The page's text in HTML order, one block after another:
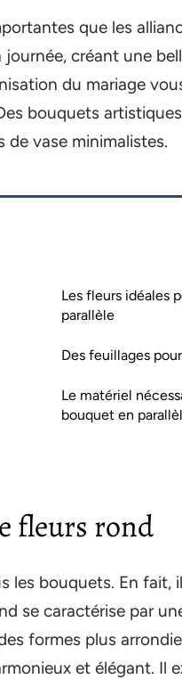
que les
créant une
du mariage
bouquets
vase minimalistes.
Les fleurs idéales
parallèle
Des feuillages
Le matériel
bouquet en
fleurs rond
les bouquets. En fait,
se caractérise par
formes plus
et élégant. Il